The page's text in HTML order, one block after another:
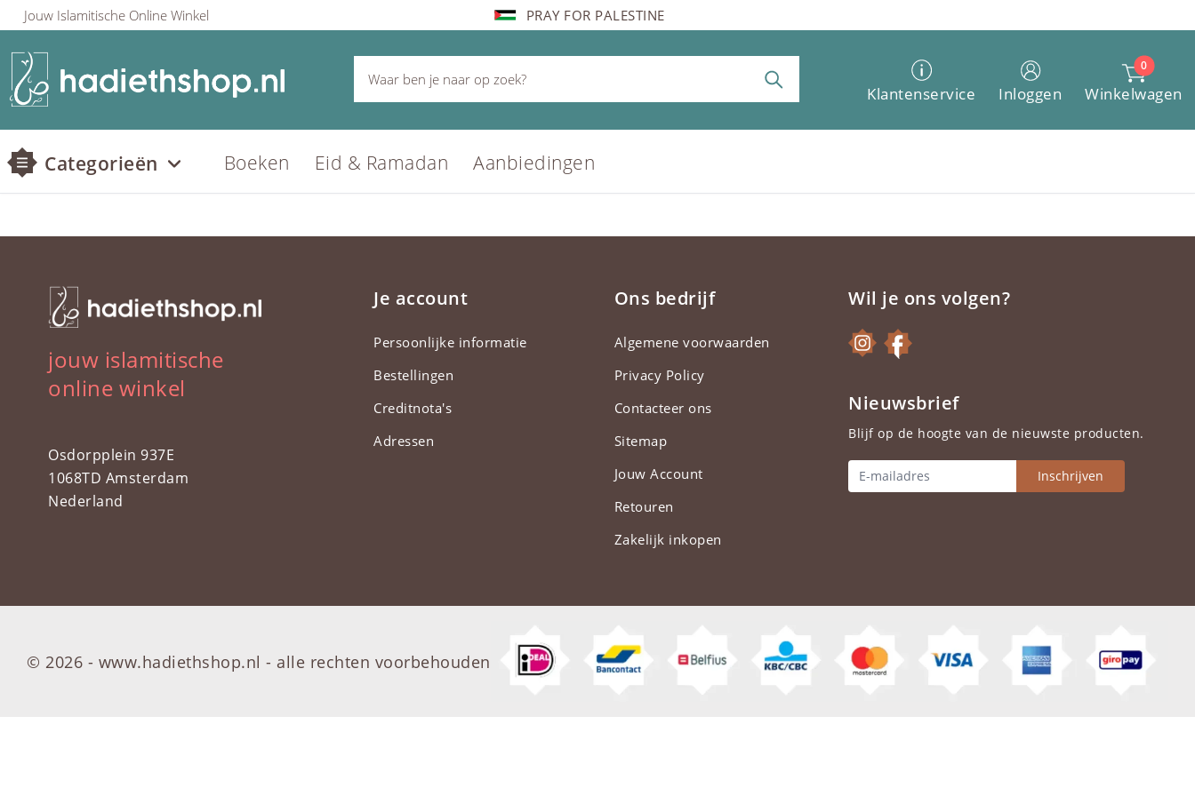
Jouw Islamitische Online Winkel PRAY FOR PALESTINE
Klantenservice Inloggen
0
Winkelwagen
Categorieën Boeken Eid & Ramadan Aanbiedingen
jouw islamitische
online winkel
Osdorpplein 937E
1068TD Amsterdam
Nederland
Je account
Persoonlijke informatie
Bestellingen
Creditnota's
Adressen
Ons bedrijf
Algemene voorwaarden
Privacy Policy
Contacteer ons
Sitemap
Jouw Account
Retouren
Zakelijk inkopen
Wil je ons volgen?
Nieuwsbrief
Blijf op de hoogte van de nieuwste producten.
Inschrijven
© 2026 - www.hadiethshop.nl - alle rechten voorbehouden